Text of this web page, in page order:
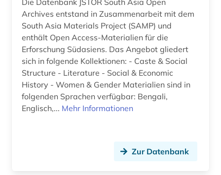
Archives entstand in Zusammenarbeit mit dem
South Asia Materials Project (SAMP) und
enthält Open Access-Materialien für die
Erforschung Südasiens. Das Angebot gliedert
sich in folgende Kollektionen: - Caste & Social
Structure - Literature - Social & Economic
History - Women & Gender Materialien sind in
folgenden Sprachen verfügbar: Bengali,
Englisch,... Mehr Informationen
Zur Datenbank